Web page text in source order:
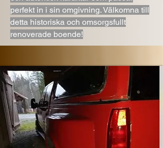
perfekt in i sin omgivning. Välkomna till
detta historiska och omsorgsfullt
renoverade boende!